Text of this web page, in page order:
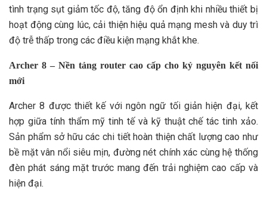
tình trạng sụt giảm tốc độ, tăng độ ổn định khi nhiều thiết bị
hoạt động cùng lúc, cải thiện hiệu quả mạng mesh và duy trì
độ trễ thấp trong các điều kiện mạng khắt khe.
Archer 8 – Nền tảng router cao cấp cho kỷ nguyên kết nối
mới
Archer 8 được thiết kế với ngôn ngữ tối giản hiện đại, kết
hợp giữa tính thẩm mỹ tinh tế và kỹ thuật chế tác tinh xảo.
Sản phẩm sở hữu các chi tiết hoàn thiện chất lượng cao như
bề mặt vân nổi siêu mịn, đường nét chính xác cùng hệ thống
đèn phát sáng mặt trước mang đến trải nghiệm cao cấp và
hiện đại.